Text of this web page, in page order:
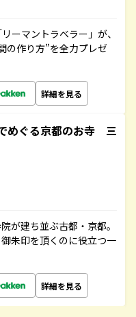
ーマントラベラー」が、
の作り方”を全力プレゼ
詳細を見る
めぐる京都のお寺 三
が建ち並ぶ古都・京都。
朱印を頂くのに役立つ一
詳細を見る